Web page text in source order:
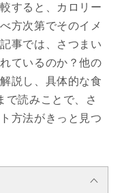
すると、カロリー
方次第でそのイメ
事では、さつまい
ているのか？他の
説し、具体的な食
で読みことで、さ
方法がきっと見つ